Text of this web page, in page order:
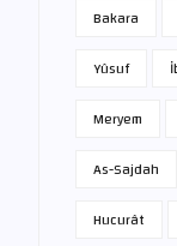
Bakara
Yûsuf
Meryem
As-Sajdah
Hucurât